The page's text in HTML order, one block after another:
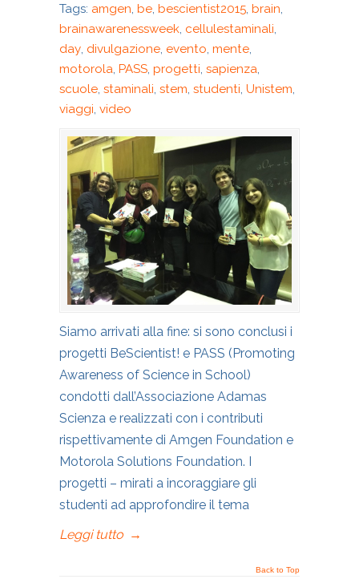
Tags: amgen, be, bescientist2015, brain,
brainawarenessweek, cellulestaminali,
day, divulgazione, evento, mente,
motorola, PASS, progetti, sapienza,
scuole, staminali, stem, studenti, Unistem,
viaggi, video
Siamo arrivati alla fine: si sono conclusi i
progetti BeScientist! e PASS (Promoting
Awareness of Science in School)
condotti dall’Associazione Adamas
Scienza e realizzati con i contributi
rispettivamente di Amgen Foundation e
Motorola Solutions Foundation. I
progetti – mirati a incoraggiare gli
studenti ad approfondire il tema
Leggi tutto →
Back to Top